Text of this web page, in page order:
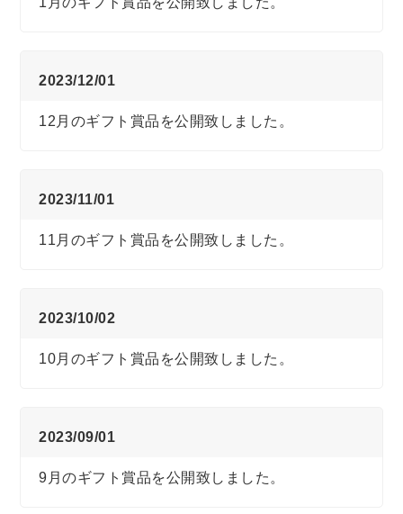
2023/12/01
12月のギフト賞品を公開致しました。
2023/11/01
11月のギフト賞品を公開致しました。
2023/10/02
10月のギフト賞品を公開致しました。
2023/09/01
9月のギフト賞品を公開致しました。